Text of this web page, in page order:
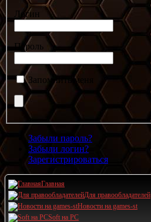
Логин
Пароль
Запомнить меня
Забыли пароль?
Забыли логин?
Зарегистрироваться
Главная
Для правообладателей
Новости на games-st
Soft на PC